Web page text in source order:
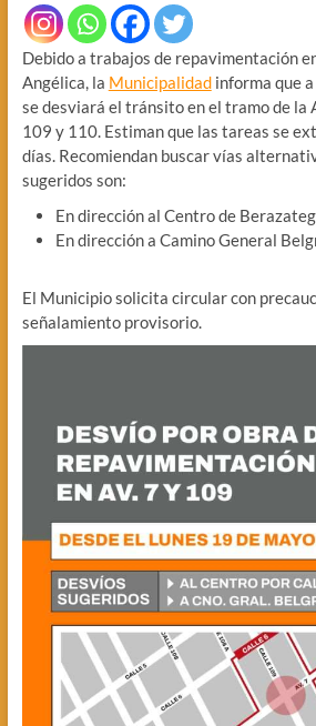
Debido a trabajos de repavimentación
Angélica, la Municipalidadinforma que
se desviará el tránsito en el tramo de la
109 y 110. Estiman que las tareas se
días. Recomiendan buscar vías
sugeridos son:
En dirección al Centro de
En dirección a Camino General
El Municipio solicita circular con
señalamiento provisorio.